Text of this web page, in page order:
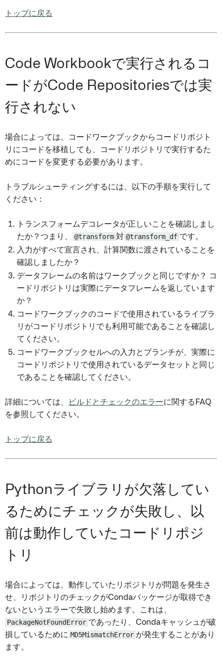
トップに戻る
Code Workbookで実行されるコ
ードがCode Repositoriesでは実
行されない
場合によっては、コードワークブックからコードリポジト
リにコードを移植しても、コードリポジトリで実行するた
めにコードを変更する必要があります。
トラブルシューティングするには、以下の手順を実行して
ください：
トランスフォームデコレータが正しいことを確認しまし
たか？つまり、
@transform 対 @transform_df です。
入力がすべて宣言され、計算関数に渡されていることを
確認しましたか？
データフレームの名前はワークブックと同じですか？ コ
ードリポジトリは実際にデータフレームを返しています
か？
コードワークブックのコードで使用されているライブラ
リがコードリポジトリでも利用可能であることを確認し
てください。
コードワークブックセルへの入力とブランチが、実際に
コードリポジトリで使用されているデータセットと同じ
であることを確認してください。
詳細については、 ビルドとチェックのエラーに関するFAQ
を参照してください。
トップに戻る
Pythonライブラリが欠落してい
るためにチェックが失敗し、以
前は動作していたコードリポジ
トリ
場合によっては、動作していたリポジトリが問題を発生さ
せ、リポジトリのチェックがCondaパッケージが取得でき
ないというエラーで失敗し始めます。これは、
PackageNotFoundError であったり、Condaキャッシュが破
損しているために MD5MismatchError が発生することがあり
ます。